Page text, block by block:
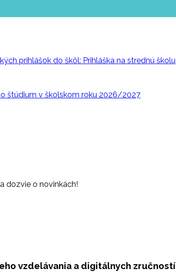
prihlášok do škôl: Prihláška na strednú školu
štúdium v školskom roku 2026/2027
dozvie o novinkách!
vzdelávania a digitálnych zručností